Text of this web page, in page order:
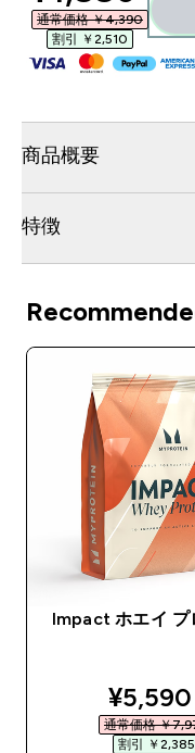
通常価格 ￥4,390‎
割引 ￥2,510‎
商品概要
特徴
Impact ホエイ プ
¥5,590‎
通常価格 ￥
割引 ￥2,385‎